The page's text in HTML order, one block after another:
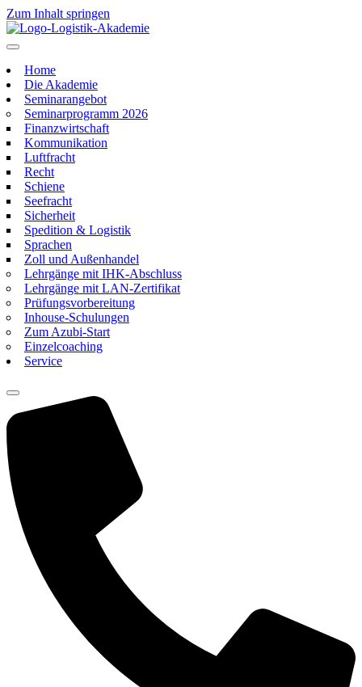
Zum Inhalt springen
Home
Die Akademie
Seminarangebot
Seminarprogramm 2026
Finanzwirtschaft
Kommunikation
Luftfracht
Recht
Schiene
Seefracht
Sicherheit
Spedition & Logistik
Sprachen
Zoll und Außenhandel
Lehrgänge mit IHK-Abschluss
Lehrgänge mit LAN-Zertifikat
Prüfungsvorbereitung
Inhouse-Schulungen
Zum Azubi-Start
Einzelcoaching
Service